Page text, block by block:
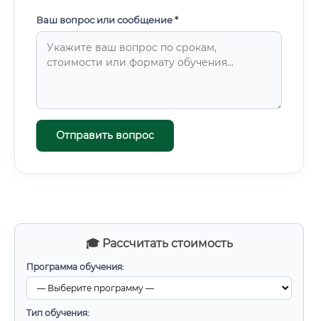
🎓 Рассчитать стоимость
Программа обучения:
Тип обучения:
Ваш вопрос или сообщение *
Отправить вопрос